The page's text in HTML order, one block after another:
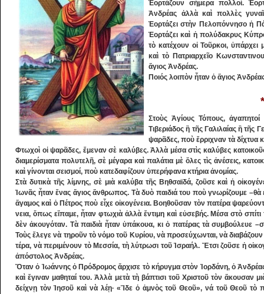
Ἑορτάζουν σήμερα πολλοί.
Ἀνδρέας ἀλλὰ καὶ πολλὲς
Ἑορτάζει στὴν Πελοπόννησο ἡ
Ἑορτάζει καὶ ἡ πολύδακρυς
τὸ κατέ­χουν οἱ Τοῦρκοι, ὑπάρχει
καὶ τὸ Πατρι­αρ­χεῖο
ἅγιος Ἀνδρέας.
Ποιός λοιπὸν ἦταν ὁ ἅγιος
Στοὺς Ἁ­γίους Τόπους,
Τιβεριά­δος ἢ τῆς Γαλιλαίας ἢ
ψαρᾶ­δες, ποὺ ἔρριχναν τὰ δίχτυα
Φτωχοὶ οἱ ψαρᾶδες, ἔμεναν σὲ καλύβες. Ἀλ­λὰ μέσα στὶς καλύβες
διαμερίσμα­τα πολυ­­τελῆ, σὲ μέγαρα καὶ παλάτια μὲ ὅ­λες τὶς ἀ­νέσεις,
καὶ γίνονται σεισμοί, ποὺ κατεδαφί­ζουν ὑπερήφα­να κτήρια ἀνομίας.
Στὰ δυτικὰ τῆς λίμνης, σὲ μιὰ καλύβα τῆς Βηθσαϊδά, ζοῦσε καὶ ἡ
Ἰωνᾶς ἦταν ἕ­νας ἅγι­ος ἄνθρωπος. Τὰ δυὸ παιδιά του ποὺ γνωρίζου­­με –θὰ
ἄγαμος καὶ ὁ Πέτρος ποὺ εἶχε οἰκογένεια. Βοηθοῦσαν τὸν πατέρα
νεια, ὅ­πως εἴπαμε, ἦταν φτωχιὰ ἀλλὰ ἔντιμη καὶ εὐ­σεβής. Μέσα στὸ
δὲν ἀκουγόταν. Τὰ παιδιὰ ἦταν ὑπάκουα, κι ὁ πατέρας τὰ συμ­βούλευε
Τοὺς ἔλεγε νὰ τηροῦν τὸ νόμο τοῦ Κυρίου, νὰ προσεύχων­ται, νὰ
τέρα, νὰ περι­μένουν τὸ Μεσσία, τὴ λύτρωσι τοῦ Ἰσραήλ. Ἔτσι ζοῦσε ἡ
ἀ­πόστολος Ἀνδρέας.
Ὅταν ὁ Ἰωάννης ὁ Πρόδρομος ἄρχισε τὸ κήρυγμα στὸν Ἰορδάνη, ὁ
καὶ ἔγιναν μαθη­ταί του. Ἀλλὰ μετὰ τὴ βάπτισι τοῦ Χριστοῦ τὸν ἄκουσαν
δείχνῃ τὸν Ἰησοῦ καὶ νὰ λέῃ· «Ἴ­δε ὁ ἀ­μνὸς τοῦ Θεοῦ», νά τοῦ Θεοῦ τὸ